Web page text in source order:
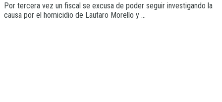
Por tercera vez un fiscal se excusa de poder seguir investigando la
causa por el homicidio de Lautaro Morello y ...